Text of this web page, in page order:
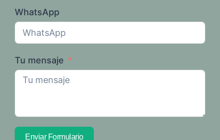
WhatsApp
Tu mensaje
Enviar Formulario